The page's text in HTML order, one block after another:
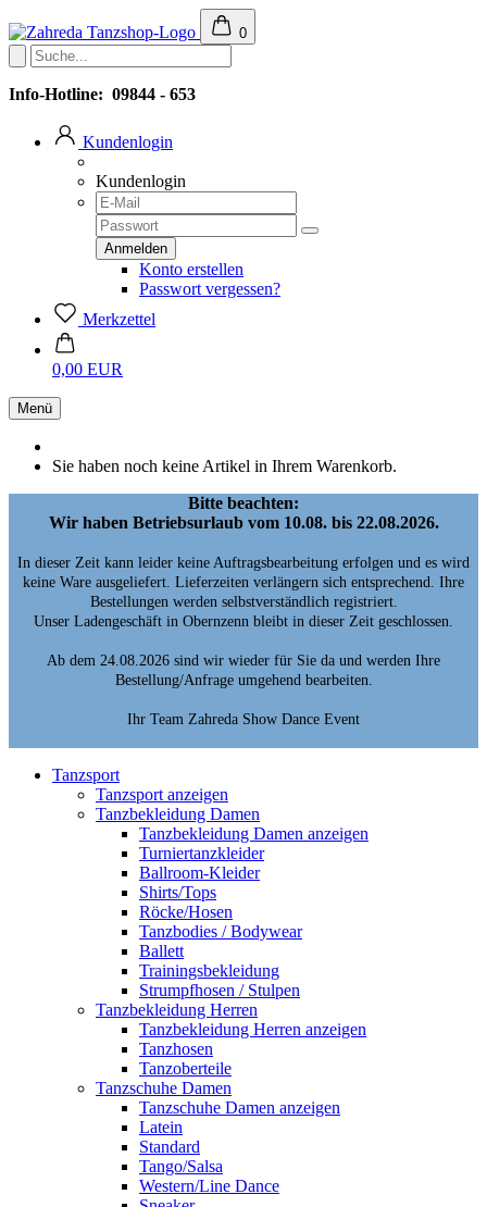
0
Info-Hotline: 09844 - 653
Kundenlogin
Kundenlogin
Konto erstellen
Passwort vergessen?
Merkzettel
0,00 EUR
Menü
Sie haben noch keine Artikel in Ihrem Warenkorb.
Bitte beachten:
Wir haben Betriebsurlaub vom 10.08. bis 22.08.2026.
In dieser Zeit kann leider keine Auftragsbearbeitung erfolgen und es wird
keine Ware ausgeliefert. Lieferzeiten verlängern sich entsprechend. Ihre
Bestellungen werden selbstverständlich registriert.
Unser Ladengeschäft in Obernzenn bleibt in dieser Zeit geschlossen.
Ab dem 24.08.2026 sind wir wieder für Sie da und werden Ihre
Bestellung/Anfrage umgehend bearbeiten.
Ihr Team Zahreda Show Dance Event
Tanzsport
Tanzsport anzeigen
Tanzbekleidung Damen
Tanzbekleidung Damen anzeigen
Turniertanzkleider
Ballroom-Kleider
Shirts/Tops
Röcke/Hosen
Tanzbodies / Bodywear
Ballett
Trainingsbekleidung
Strumpfhosen / Stulpen
Tanzbekleidung Herren
Tanzbekleidung Herren anzeigen
Tanzhosen
Tanzoberteile
Tanzschuhe Damen
Tanzschuhe Damen anzeigen
Latein
Standard
Tango/Salsa
Western/Line Dance